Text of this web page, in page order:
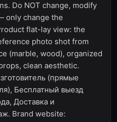
Do NOT change, modify
only change the
flat-lay view: the
photo shot from
(marble, wood), organized
clean aesthetic.
(прямые
Бесплатный выезд
Доставка и
Brand website: